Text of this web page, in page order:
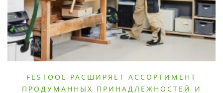
FESTOOL РАСШИРЯЕТ АССОРТИМЕНТ
ПРОДУМАННЫХ ПРИНАДЛЕЖНОСТЕЙ И